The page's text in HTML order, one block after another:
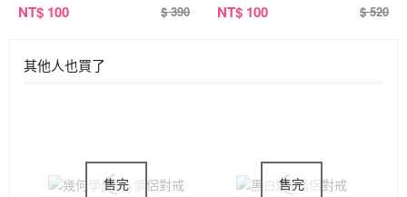
NT$ 100 $ 390 NT$ 100 $ 520
其他人也買了